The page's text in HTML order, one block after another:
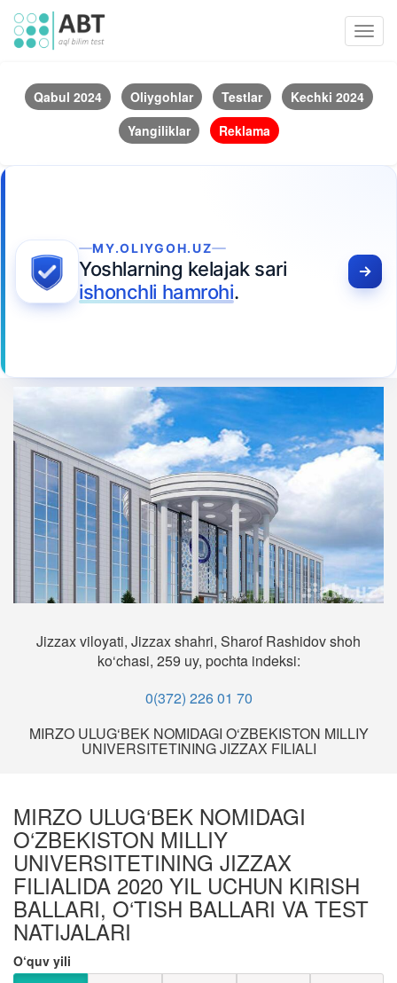
Qabul 2024 Oliygohlar Testlar
Kechki 2024
Yangiliklar
Reklama
MY.OLIYGOH.UZ
Yoshlarning kelajak sari
ishonchli hamrohi.
Jizzax viloyati, Jizzax shahri, Sharof Rashidov shoh
ko‘chasi, 259 uy, pochta indeksi:
0(372) 226 01 70
MIRZO ULUG‘BEK NOMIDAGI O‘ZBEKISTON MILLIY
UNIVERSITETINING JIZZAX FILIALI
MIRZO ULUG‘BEK NOMIDAGI
O‘ZBEKISTON MILLIY
UNIVERSITETINING JIZZAX
FILIALIDA 2020 YIL UCHUN KIRISH
BALLARI, O‘TISH BALLARI VA TEST
NATIJALARI
O‘quv yili